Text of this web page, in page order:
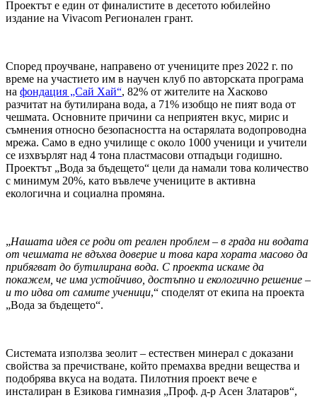
Проектът е един от финалистите в десетото юбилейно
издание на Vivacom Регионален грант.
Според проучване, направено от учениците през 2022 г. по
време на участието им в научен клуб по авторската програма
на фондация „Сай Хай“, 82% от жителите на Хасково
разчитат на бутилирана вода, а 71% изобщо не пият вода от
чешмата. Основните причини са неприятен вкус, мирис и
съмнения относно безопасността на остарялата водопроводна
мрежа. Само в едно училище с около 1000 ученици и учители
се изхвърлят над 4 тона пластмасови отпадъци годишно.
Проектът „Вода за бъдещето“ цели да намали това количество
с минимум 20%, като въвлече учениците в активна
екологична и социална промяна.
„Нашата идея се роди от реален проблем – в града ни водата
от чешмата не вдъхва доверие и това кара хората масово да
прибягват до бутилирана вода. С проекта искаме да
покажем, че има устойчиво, достъпно и екологично решение –
и то идва от самите ученици,“ споделят от екипа на проекта
„Вода за бъдещето“.
Системата използва зеолит – естествен минерал с доказани
свойства за пречистване, който премахва вредни вещества и
подобрява вкуса на водата. Пилотния проект вече е
инсталиран в Езикова гимназия „Проф. д-р Асен Златаров“,